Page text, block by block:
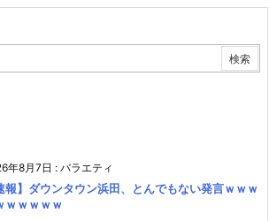
年8月7日 : バラエティ
報】ダウンタウン浜田、とんでもない発言ｗｗｗ
ｗｗｗｗｗ